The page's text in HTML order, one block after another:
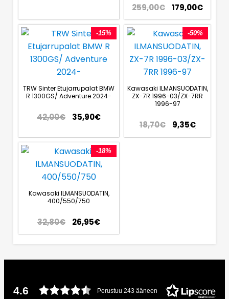
259,00€ 179,00€
-15%
TRW Sinter Etujarrupalat BMW
R 1300GS/ Adventure 2024-
42,00€ 35,90€
-50%
Kawasaki ILMANSUODATIN,
ZX-7R 1996-03/ZX-7RR
1996-97
18,70€ 9,35€
-18%
Kawasaki ILMANSUODATIN,
400/550/750
32,80€ 26,95€
4.6 Perustuu 243 ääneen